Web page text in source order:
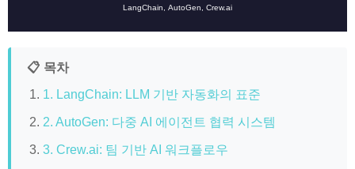
LangChain, AutoGen, Crew.ai
📋 목차
1. LangChain: LLM 기반 자동화의 표준
2. AutoGen: 다중 AI 에이전트 협력 시스템
3. Crew.ai: 팀 기반 AI 워크플로우